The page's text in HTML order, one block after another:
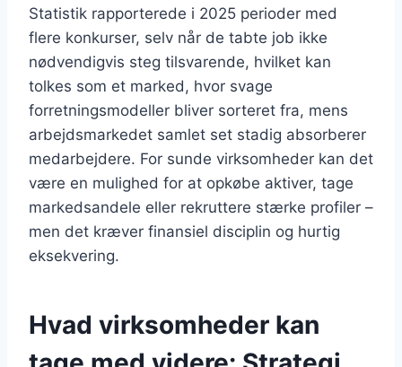
Statistik rapporterede i 2025 perioder med
flere konkurser, selv når de tabte job ikke
nødvendigvis steg tilsvarende, hvilket kan
tolkes som et marked, hvor svage
forretningsmodeller bliver sorteret fra, mens
arbejdsmarkedet samlet set stadig absorberer
medarbejdere. For sunde virksomheder kan det
være en mulighed for at opkøbe aktiver, tage
markedsandele eller rekruttere stærke profiler –
men det kræver finansiel disciplin og hurtig
eksekvering.
Hvad virksomheder kan